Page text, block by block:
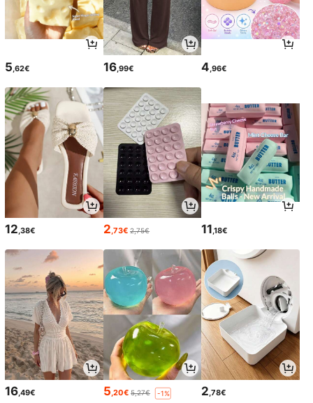
5 ,62€ 16,99€ 4 ,96€
12,38€ 2,73€ 2,75€ 11,18€
16,49€ 5,20€ 5,27€ -1% 2,78€